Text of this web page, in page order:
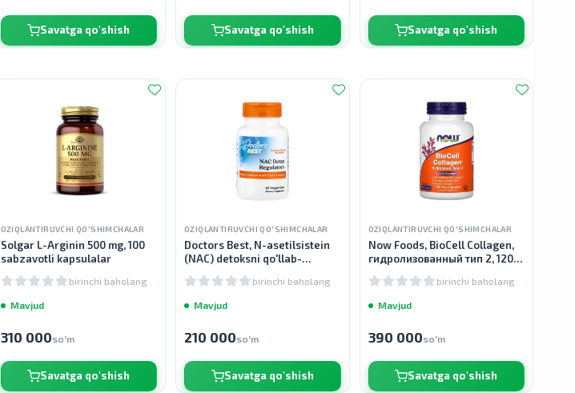
Savatga qo'shish Savatga qo'shish Savatga qo'shish
OZIQLANTIRUVCHI QO'SHIMCHALAR
Solgar L-Arginin 500 mg, 100
sabzavotli kapsulalar
birinchi baholang
Mavjud
310 000so'm
Savatga qo'shish
OZIQLANTIRUVCHI QO'SHIMCHALAR
Doctors Best, N-asetilsistein
(NAC) detoksni qo'llab-
birinchi baholang
Mavjud
210 000so'm
Savatga qo'shish
OZIQLANTIRUVCHI QO'SHIMCHALAR
Now Foods, BioCell Collagen,
гидролизованный тип 2, 120
birinchi baholang
Mavjud
390 000so'm
Savatga qo'shish